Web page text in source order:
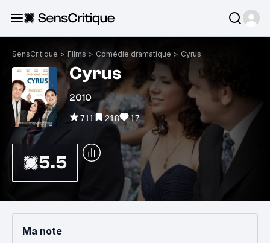
SensCritique > Films > Comédie dramatique > Cyrus
Cyrus
2010
711 218 17
5.5
Ma note